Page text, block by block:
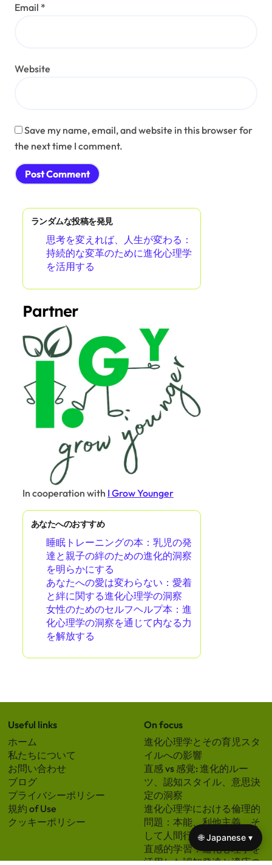
Email *
Website
Save my name, email, and website in this browser for
the next time I comment.
ランダムな投稿を発見
思考を変えれば、人生が変わる：
持続的な変革のために進化心理学
を活用する
Partner
In cooperation with I Grow Younger
あなたへのおすすめ
睡眠トレーニングの本：乳児の発
達と親子の絆のための進化的洞察
を明らかにする
あなたへの愛は変わらない：愛着
と絆に関する進化心理学の洞察
女性のためのセルフヘルプ本：進
化心理学の洞察を通じて内なる力
を解放する
Useful links
ホーム
私たちについて
お問い合わせ
ブログ
プライバシーポリシー
規約 of Use
クッキーポリシー
On focus
進化心理学とその育児スタ
イルへの影響
直感 vs 感覚: 進化的ルー
ツ、認知スタイル、意思決
定の洞察
進化心理学における倫理的
問題：本能、利他主義、そ
して人間行動の洞察
直感的学習：進化心理学を
活用した認知発達と適応の
🌐 Japanese ▾